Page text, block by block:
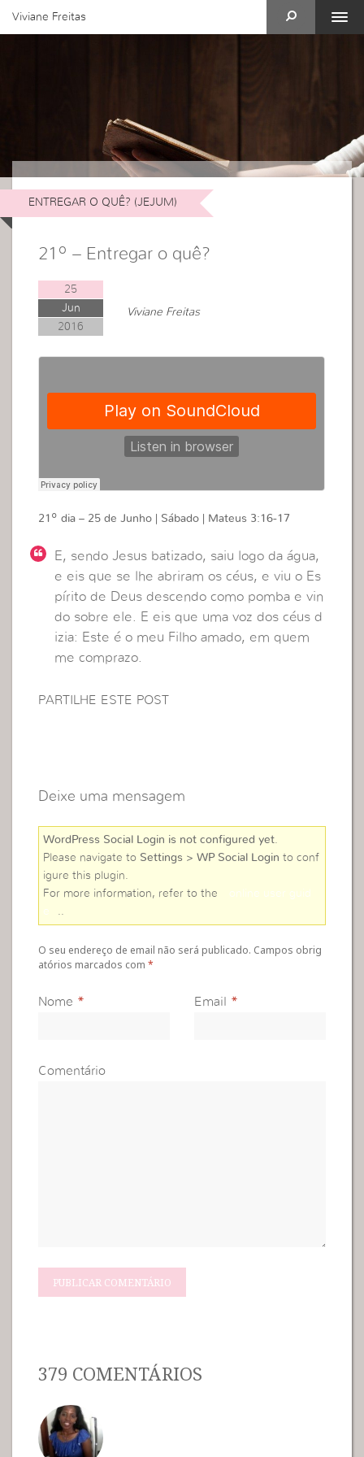
Viviane Freitas
ENTREGAR O QUÊ? (JEJUM)
21º – Entregar o quê?
25
Jun
2016
Viviane Freitas
21º dia – 25 de Junho | Sábado | Mateus 3:16-17
E, sendo Jesus batizado, saiu logo da água,
e eis que se lhe abriram os céus, e viu o Es
pírito de Deus descendo como pomba e vin
do sobre ele. E eis que uma voz dos céus d
izia: Este é o meu Filho amado, em quem
me comprazo.
PARTILHE ESTE POST
Deixe uma mensagem
WordPress Social Login is not configured yet.
Please navigate to Settings > WP Social Login to conf
igure this plugin.
For more information, refer to the
online user guid
e
..
O seu endereço de email não será publicado. Campos obrig
atórios marcados com*
Nome * Email *
Comentário
379 COMENTÁRIOS